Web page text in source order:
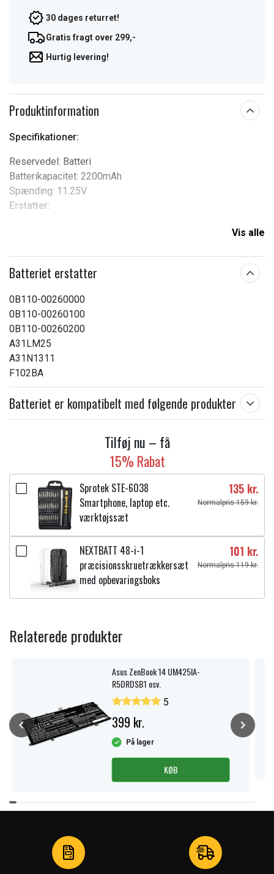
30 dages returret!
Gratis fragt over 299,-
Hurtig levering!
Produktinformation
Specifikationer:
Reservedel: Batteri
Batterikapacitet: 2200mAh
Spænding: 11.25V
Erstatter:
A31Nl311
Asus R103B
Asus R103BA
Asus VivoBook F102
Asus VivoBook F102B
Asus VivoBook F102BA
Asus VivoBook X102
Asus VivoBook X102B
Batteri
Spænding: 11,25 V
Kapacitet: 2940 mAh
Læs om betydningen af egenskaberne
Vis alle
Batteriet erstatter
0B110-00260000
0B110-00260100
0B110-00260200
A31LM25
A31N1311
F102BA
Batteriet er kompatibelt med følgende produkter
Tilføj nu – få
15% Rabat
Sprotek STE-6038
Smartphone, laptop etc.
værktøjssæt
135 kr.
Normalpris 159 kr.
NEXTBATT 48-i-1
præcisionsskruetrækkersæt
med opbevaringsboks
101 kr.
Normalpris 119 kr.
Relaterede produkter
Asus ZenBook 14 UM425IA-
R5DRDSB1 osv.
5
399 kr.
På lager
KØB
Item
1